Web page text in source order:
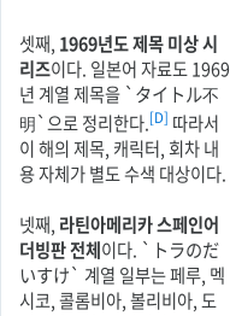
셋째, 1969년도 제목 미상 시
리즈이다. 일본어 자료도 1969
년 계열 제목을 `タイトル不
明`으로 정리한다.[D] 따라서
이 해의 제목, 캐릭터, 회차 내
용 자체가 별도 수색 대상이다.
넷째, 라틴아메리카 스페인어
더빙판 전체이다. `トラのだ
いすけ` 계열 일부는 페루, 멕
시코, 콜롬비아, 볼리비아, 도